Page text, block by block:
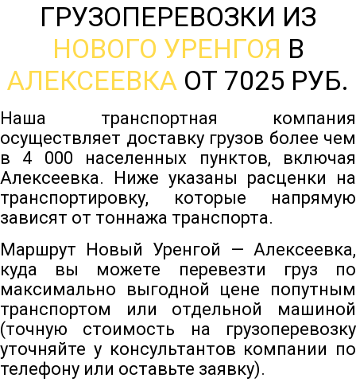
ГРУЗОПЕРЕВОЗКИ ИЗ
НОВОГО УРЕНГОЯ В
АЛЕКСЕЕВКА ОТ 7025 РУБ.
Наша транспортная компания
осуществляет доставку грузов более чем
в 4 000 населенных пунктов, включая
Алексеевка. Ниже указаны расценки на
транспортировку, которые напрямую
зависят от тоннажа транспорта.
Маршрут Новый Уренгой — Алексеевка,
куда вы можете перевезти груз по
максимально выгодной цене попутным
транспортом или отдельной машиной
(точную стоимость на грузоперевозку
уточняйте у консультантов компании по
телефону или оставьте заявку).